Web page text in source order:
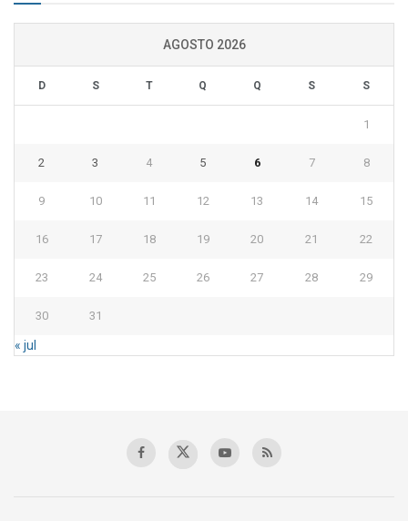
AGOSTO 2026
D S T Q Q S S
1
2 3 4 5 6 7 8
9 10 11 12 13 14 15
16 17 18 19 20 21 22
23 24 25 26 27 28 29
30 31
« jul